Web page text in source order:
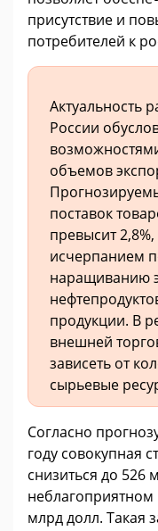
присутствие и
потребителей к
Актуальность
России
объемов
поставок
превысит
исчерпанием
наращиванию
продукции. В
внешней
зависеть от
сырьевые
Согласно
году совокупная
снизиться до 526
млрд долл. Такая